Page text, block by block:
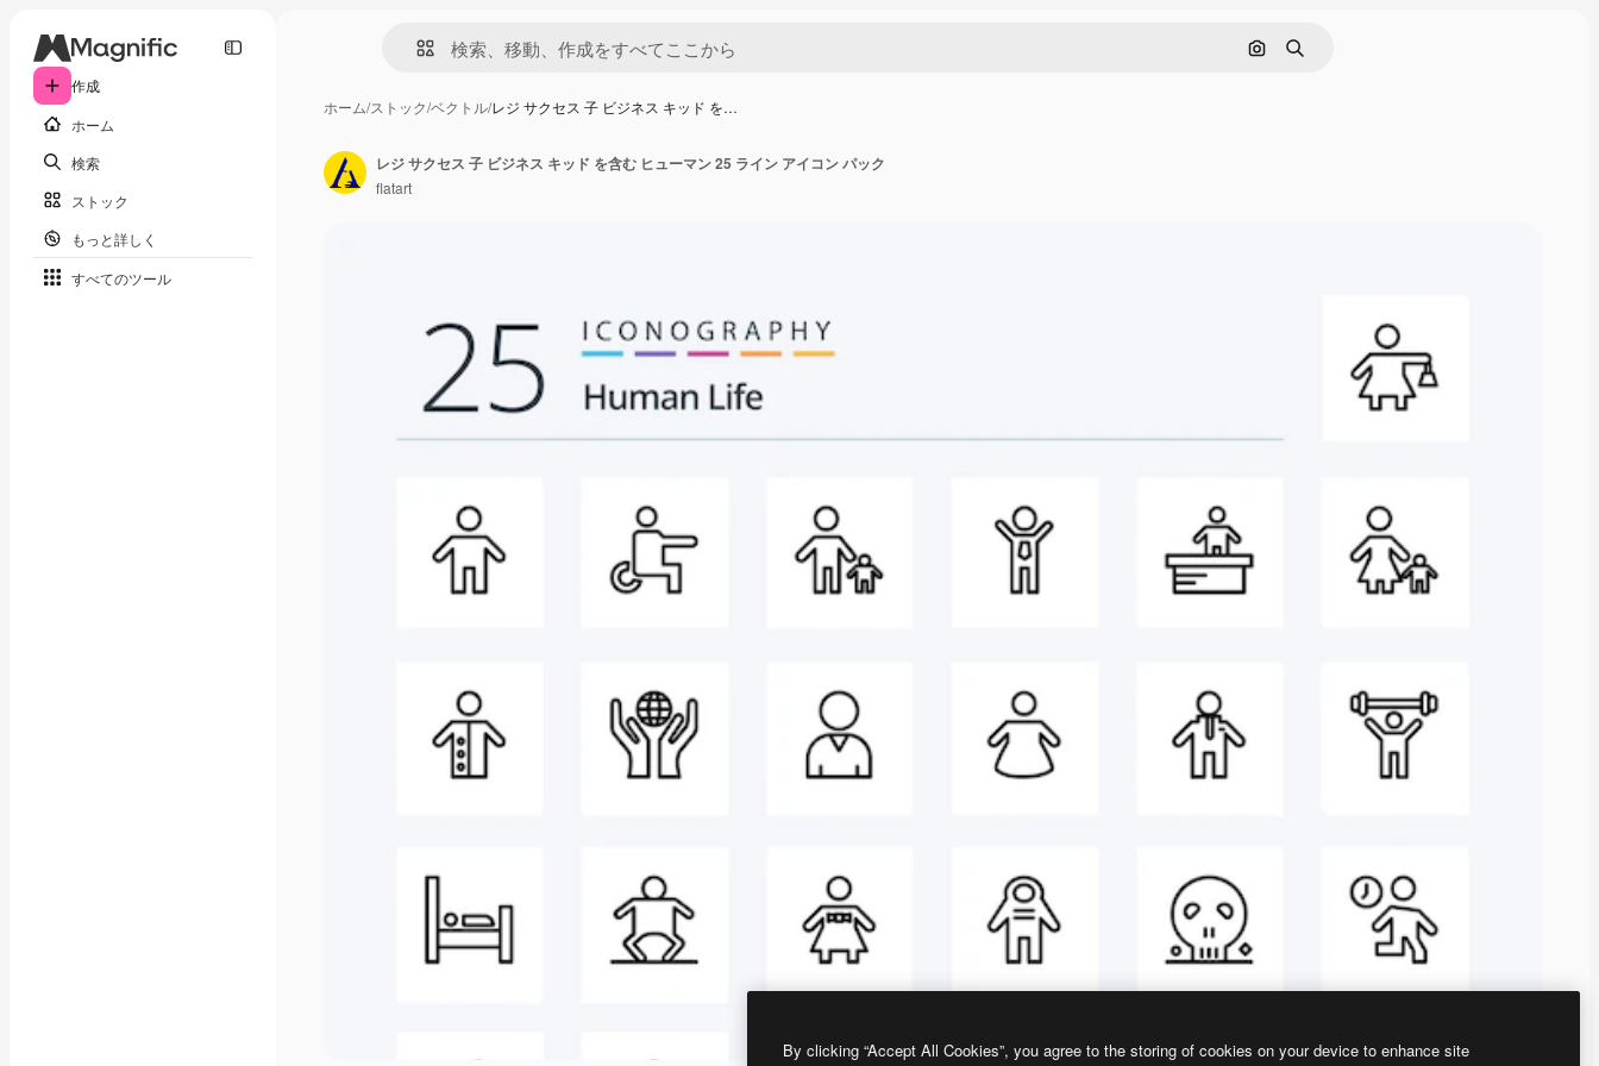
作成
ホーム
検索
ストック
もっと詳しく
すべてのツール
画像で検索
検索
ホーム/ストック/ベクトル/レジ サクセス 子 ビジネス キッド を…
レジ サクセス 子 ビジネス キッド を含む ヒューマン 25 ライン アイコン パック
flatart
By clicking “Accept All Cookies”, you agree to the storing of cookies on your device to enhance site